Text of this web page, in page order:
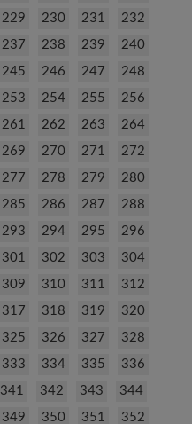
229 230 231
232
237 238 239
240
245 246 247
248
253 254 255
256
261 262 263
264
269 270 271
272
277 278 279
280
285 286 287
288
293 294 295
296
301 302 303
304
309 310 311
312
317 318 319
320
325 326 327
328
333 334 335
336
341 342 343
344
349 350 351 352